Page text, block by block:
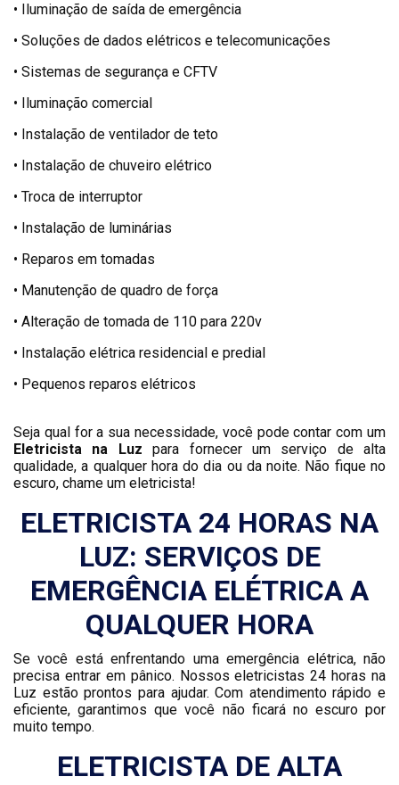
• Iluminação de saída de emergência
• Soluções de dados elétricos e telecomunicações
• Sistemas de segurança e CFTV
• Iluminação comercial
• Instalação de ventilador de teto
• Instalação de chuveiro elétrico
• Troca de interruptor
• Instalação de luminárias
• Reparos em tomadas
• Manutenção de quadro de força
• Alteração de tomada de 110 para 220v
• Instalação elétrica residencial e predial
• Pequenos reparos elétricos
Seja qual for a sua necessidade, você pode contar com um
Eletricista na Luz para fornecer um serviço de alta
qualidade, a qualquer hora do dia ou da noite. Não fique no
escuro, chame um eletricista!
ELETRICISTA 24 HORAS NA
LUZ: SERVIÇOS DE
EMERGÊNCIA ELÉTRICA A
QUALQUER HORA
Se você está enfrentando uma emergência elétrica, não
precisa entrar em pânico. Nossos eletricistas 24 horas na
Luz estão prontos para ajudar. Com atendimento rápido e
eficiente, garantimos que você não ficará no escuro por
muito tempo.
ELETRICISTA DE ALTA